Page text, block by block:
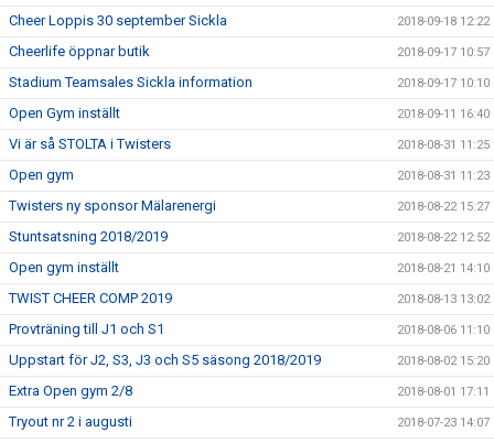
Cheer Loppis 30 september Sickla 2018-09-18 12:22
Cheerlife öppnar butik 2018-09-17 10:57
Stadium Teamsales Sickla information 2018-09-17 10:10
Open Gym inställt 2018-09-11 16:40
Vi är så STOLTA i Twisters 2018-08-31 11:25
Open gym 2018-08-31 11:23
Twisters ny sponsor Mälarenergi 2018-08-22 15:27
Stuntsatsning 2018/2019 2018-08-22 12:52
Open gym inställt 2018-08-21 14:10
TWIST CHEER COMP 2019 2018-08-13 13:02
Provträning till J1 och S1 2018-08-06 11:10
Uppstart för J2, S3, J3 och S5 säsong 2018/2019 2018-08-02 15:20
Extra Open gym 2/8 2018-08-01 17:11
Tryout nr 2 i augusti 2018-07-23 14:07